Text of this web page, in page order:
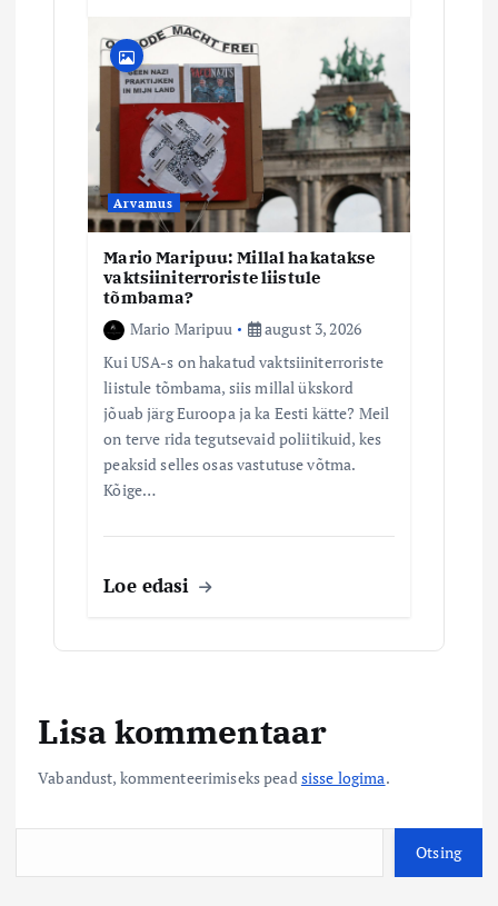
Arvamus
Mario Maripuu: Millal hakatakse
vaktsiiniterroriste liistule
tõmbama?
Mario Maripuu
august 3, 2026
Kui USA-s on hakatud vaktsiiniterroriste
liistule tõmbama, siis millal ükskord
jõuab järg Euroopa ja ka Eesti kätte? Meil
on terve rida tegutsevaid poliitikuid, kes
peaksid selles osas vastutuse võtma.
Kõige…
Loe edasi
Lisa kommentaar
Vabandust, kommenteerimiseks peadsisse logima.
Otsing